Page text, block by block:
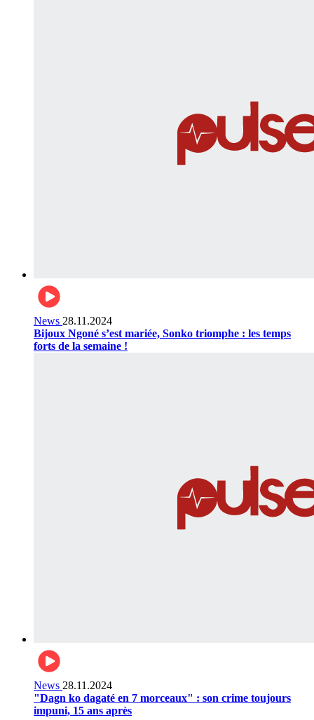
News 28.11.2024
Bijoux Ngoné s’est mariée, Sonko triomphe : les temps
forts de la semaine !
News 28.11.2024
"Dagn ko dagaté en 7 morceaux" : son crime toujours
impuni, 15 ans après